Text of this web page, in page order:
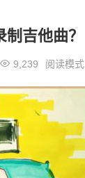
吉他曲？
9,239 阅读模式